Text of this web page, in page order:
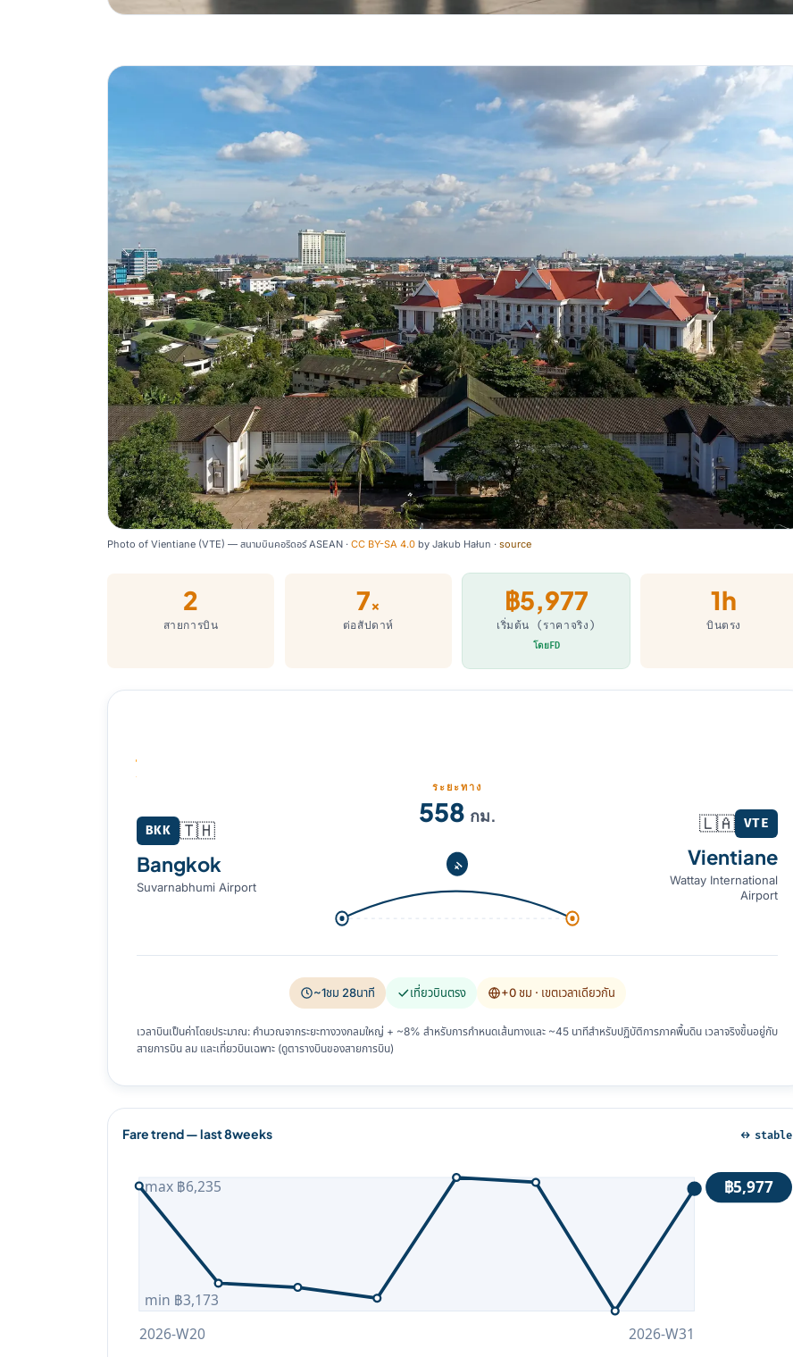
Photo of Vientiane (VTE) — สนามบินคอริดอร์ ASEAN · CC BY-SA 4.0 by Jakub Hałun · source
2
สายการบิน
7×
ต่อสัปดาห์
฿5,977
เริ่มต้น (ราคาจริง)
โดยFD
1h
บินตรง
BKK 🇹🇭
Bangkok
Suvarnabhumi Airport
ระยะทาง
558 กม. VTE
🇱🇦
Vientiane
Wattay International
Airport
~1ชม 28นาที เที่ยวบินตรง +0 ชม · เขตเวลาเดียวกัน
เวลาบินเป็นค่าโดยประมาณ: คำนวณจากระยะทางวงกลมใหญ่ + ~8% สำหรับการกำหนดเส้นทางและ ~45 นาทีสำหรับปฏิบัติการภาคพื้นดิน เวลาจริงขึ้นอยู่กับ
สายการบิน ลม และเที่ยวบินเฉพาะ (ดูตารางบินของสายการบิน)
Fare trend — last 8weeks ↔ stable
฿5,977
max ฿6,235
min ฿3,173
2026-W20
2026-W31